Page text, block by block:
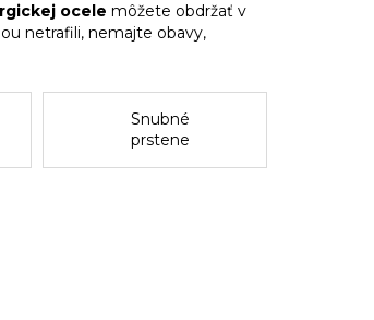
ocele môžete obdržať v
netrafili, nemajte obavy,
Snubné
prstene